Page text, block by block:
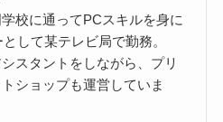
校に通ってPCスキルを身に
して某テレビ局で勤務。
スタントをしながら、プリ
ショップも運営していま